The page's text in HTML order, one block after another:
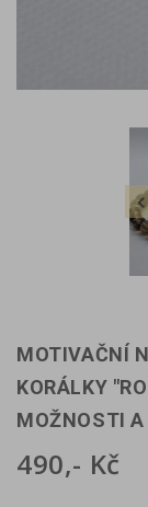
MOTIVAČNÍ
KORÁLKY
MOŽNOSTI A
490,- Kč